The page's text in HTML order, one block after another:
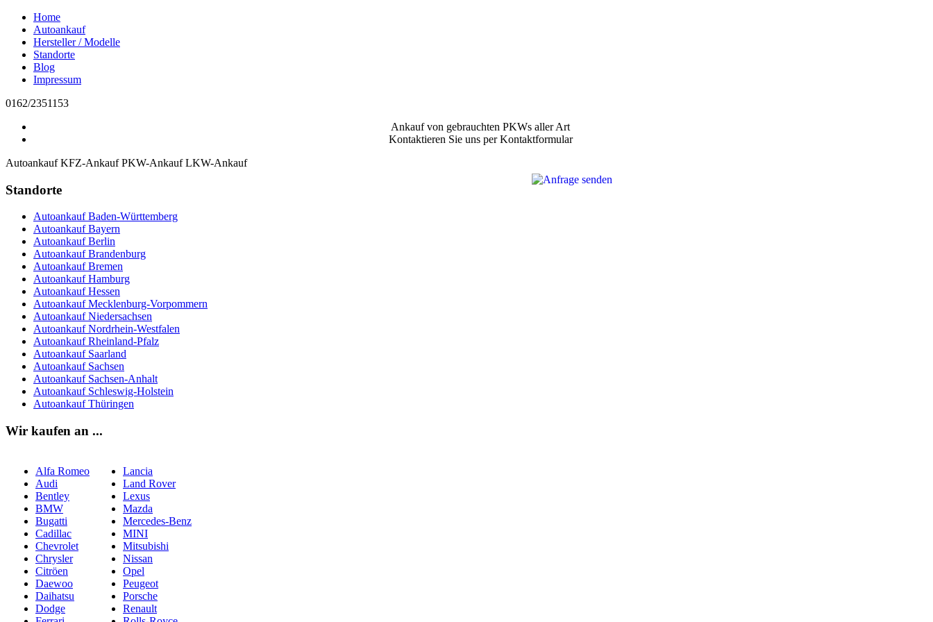
Home
Autoankauf
Hersteller / Modelle
Standorte
Blog
Impressum
0162/2351153
Ankauf von gebrauchten PKWs aller Art
Kontaktieren Sie uns per Kontaktformular
Autoankauf KFZ-Ankauf PKW-Ankauf LKW-Ankauf
Standorte
Autoankauf Baden-Württemberg
Autoankauf Bayern
Autoankauf Berlin
Autoankauf Brandenburg
Autoankauf Bremen
Autoankauf Hamburg
Autoankauf Hessen
Autoankauf Mecklenburg-Vorpommern
Autoankauf Niedersachsen
Autoankauf Nordrhein-Westfalen
Autoankauf Rheinland-Pfalz
Autoankauf Saarland
Autoankauf Sachsen
Autoankauf Sachsen-Anhalt
Autoankauf Schleswig-Holstein
Autoankauf Thüringen
Wir kaufen an ...
Alfa Romeo
Audi
Bentley
BMW
Bugatti
Cadillac
Chevrolet
Chrysler
Citröen
Daewoo
Daihatsu
Dodge
Lancia
Land Rover
Lexus
Mazda
Mercedes-Benz
MINI
Mitsubishi
Nissan
Opel
Peugeot
Porsche
Renault